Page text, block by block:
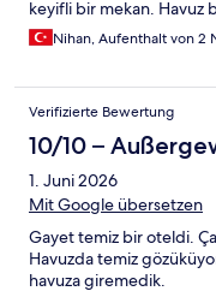
keyifli bir mekan. Havuz
uzun bir tatil planı ile orda
Nihan, Aufenthalt von 2
Verifizierte Bewertung
10/10 –
1. Juni 2026
Mit Google übersetzen
Gayet temiz bir oteldi.
Havuzda temiz
havuza giremedik.